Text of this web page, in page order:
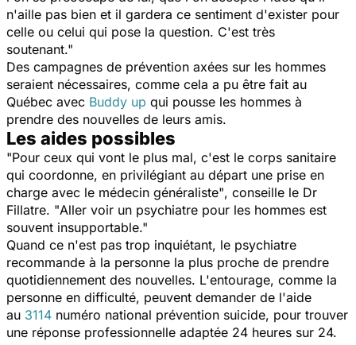
n'aille pas bien et il gardera ce sentiment d'exister pour
celle ou celui qui pose la question. C'est très
soutenant."
Des campagnes de prévention axées sur les hommes
seraient nécessaires, comme cela a pu être fait au
Québec avec Buddy up qui pousse les hommes à
prendre des nouvelles de leurs amis.
Les aides possibles
"Pour ceux qui vont le plus mal, c'est le corps sanitaire
qui coordonne, en privilégiant au départ une prise en
charge avec le médecin généraliste", conseille le Dr
Fillatre. "Aller voir un psychiatre pour les hommes est
souvent insupportable."
Quand ce n'est pas trop inquiétant, le psychiatre
recommande à la personne la plus proche de prendre
quotidiennement des nouvelles. L'entourage, comme la
personne en difficulté, peuvent demander de l'aide
au 3114 numéro national prévention suicide, pour trouver
une réponse professionnelle adaptée 24 heures sur 24.